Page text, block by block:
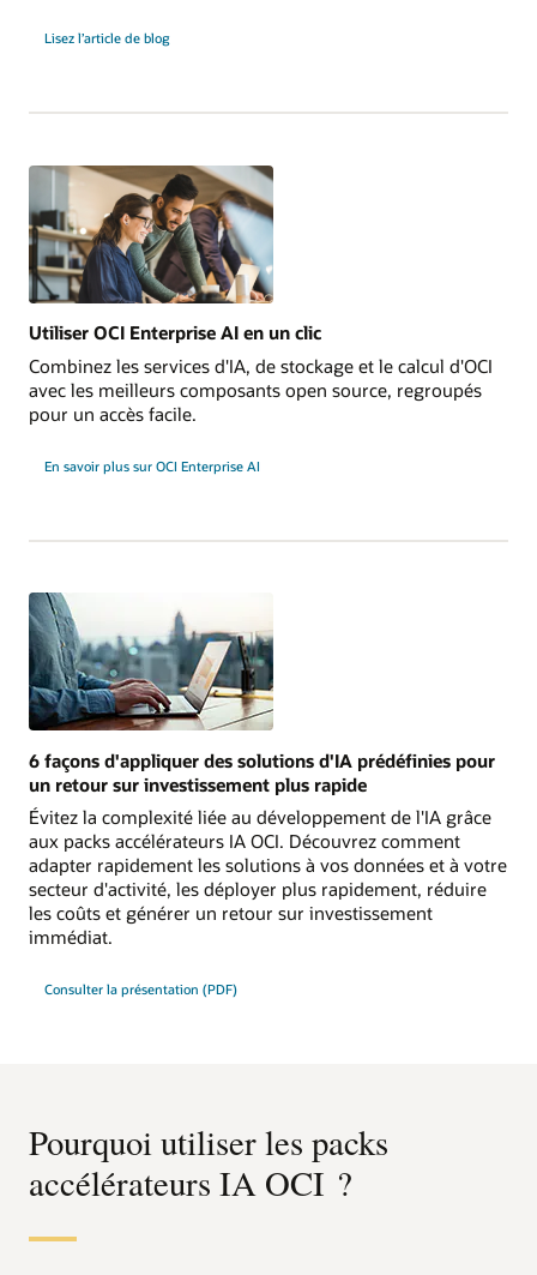
Lisez l’article de blog
Utiliser OCI Enterprise AI en un clic
Combinez les services d'IA, de stockage et le calcul d'OCI
avec les meilleurs composants open source, regroupés
pour un accès facile.
En savoir plus sur OCI Enterprise AI
6 façons d'appliquer des solutions d'IA prédéfinies pour
un retour sur investissement plus rapide
Évitez la complexité liée au développement de l'IA grâce
aux packs accélérateurs IA OCI. Découvrez comment
adapter rapidement les solutions à vos données et à votre
secteur d'activité, les déployer plus rapidement, réduire
les coûts et générer un retour sur investissement
immédiat.
Consulter la présentation (PDF)
Pourquoi utiliser les packs
accélérateurs IA OCI ?